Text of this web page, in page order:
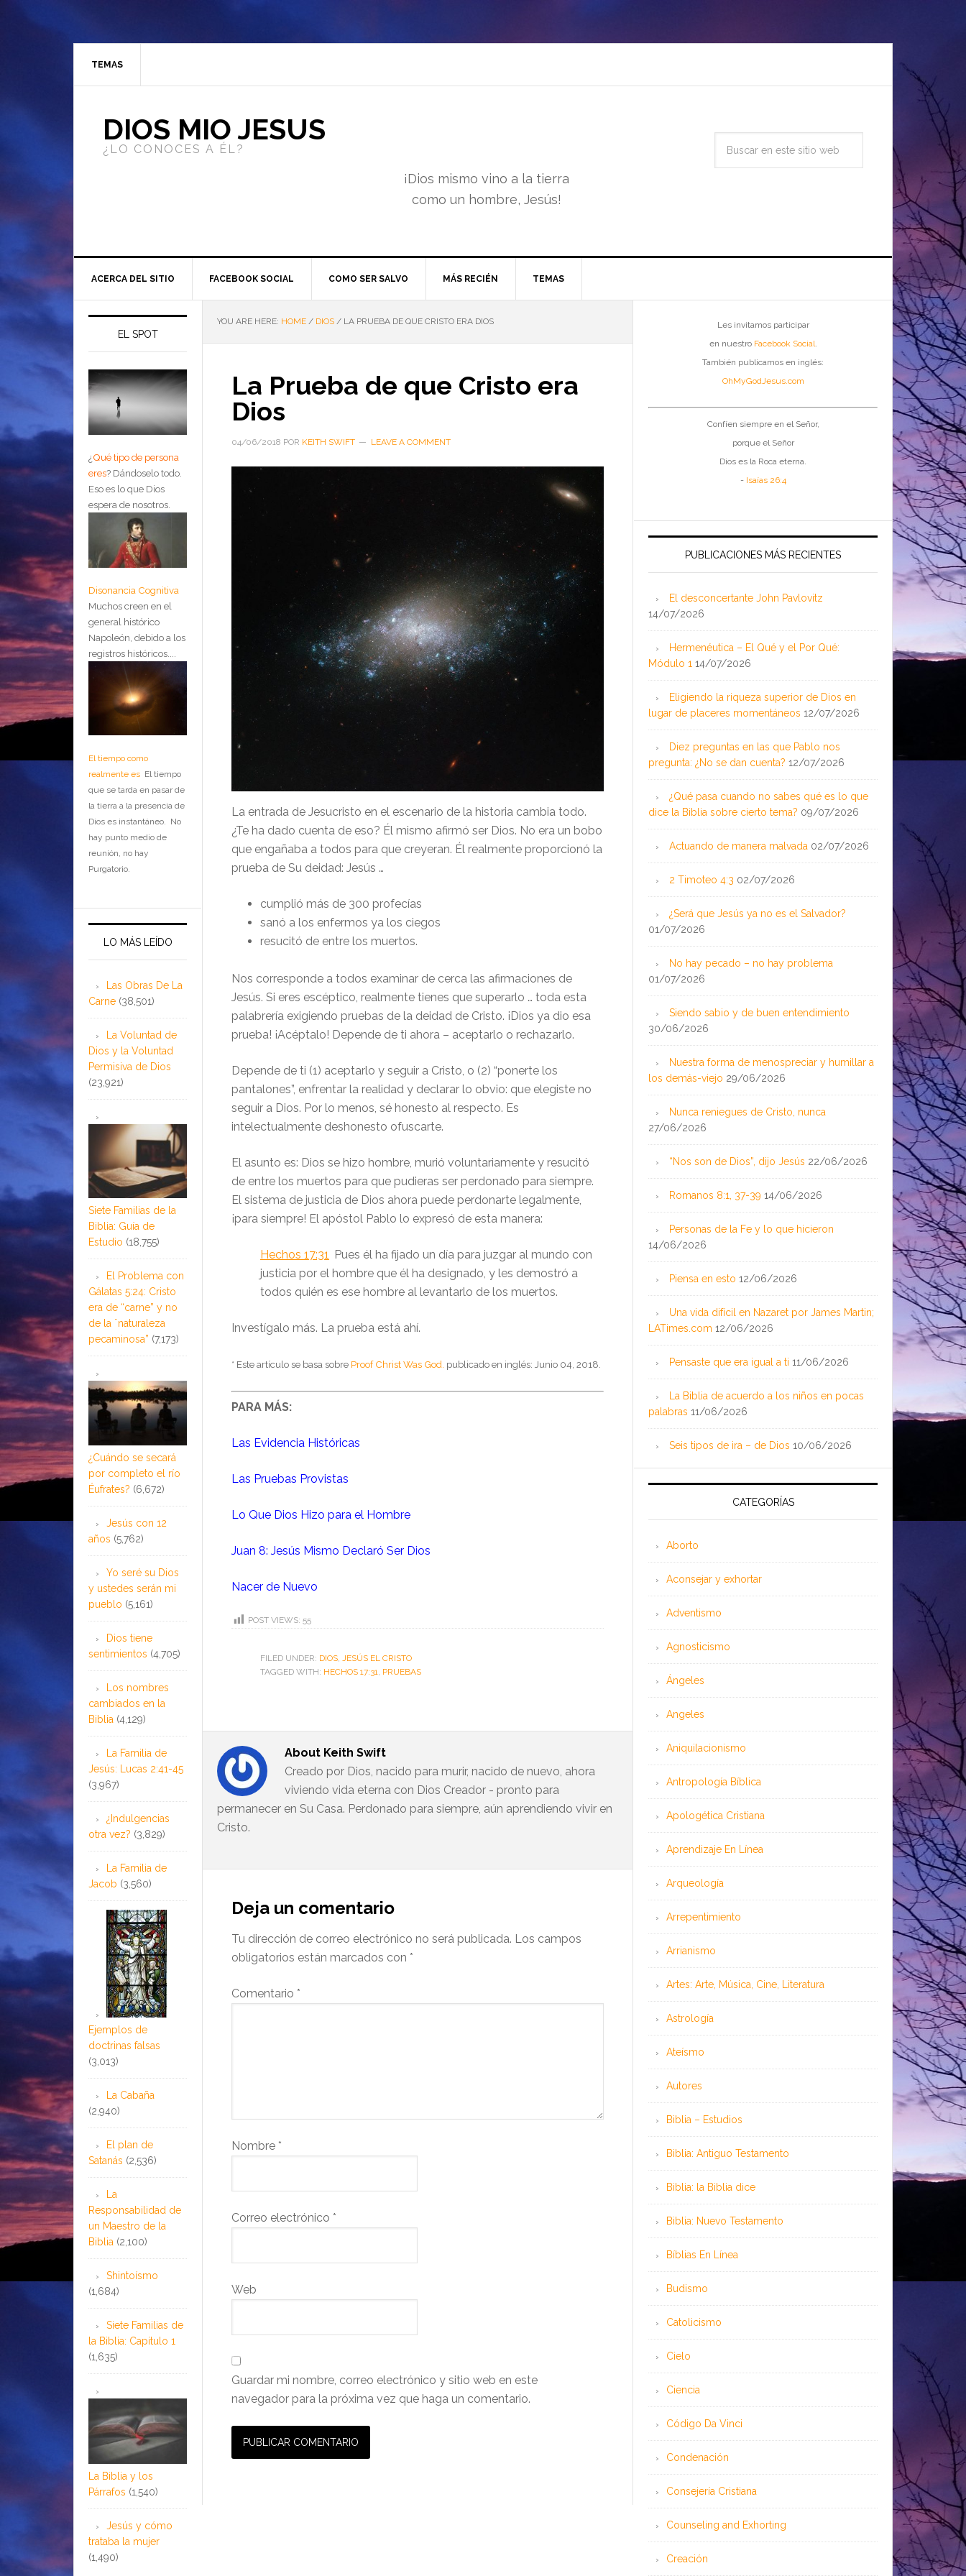
TEMAS
DIOS MIO JESUS
¿LO CONOCES A ÉL?
¡Dios mismo vino a la tierra
como un hombre, Jesús!
ACERCA DEL SITIO FACEBOOK SOCIAL COMO SER SALVO MÁS RECIÉN TEMAS
YOU ARE HERE: HOME / DIOS / LA PRUEBA DE QUE CRISTO ERA DIOS
La Prueba de que Cristo era
Dios
04/06/2018 POR KEITH SWIFT LEAVE A COMMENT
La entrada de Jesucristo en el escenario de la historia cambia todo.
¿Te ha dado cuenta de eso? Él mismo afirmó ser Dios. No era un bobo
que engañaba a todos para que creyeran. Él realmente proporcionó la
prueba de Su deidad: Jesús …
cumplió más de 300 profecías
sanó a los enfermos ya los ciegos
resucitó de entre los muertos.
Nos corresponde a todos examinar de cerca las afirmaciones de
Jesús. Si eres escéptico, realmente tienes que superarlo … toda esta
palabrería exigiendo pruebas de la deidad de Cristo. ¡Dios ya dio esa
prueba! ¡Acéptalo! Depende de ti ahora – aceptarlo o rechazarlo.
Depende de ti (1) aceptarlo y seguir a Cristo, o (2) “ponerte los
pantalones”, enfrentar la realidad y declarar lo obvio: que elegiste no
seguir a Dios. Por lo menos, sé honesto al respecto. Es
intelectualmente deshonesto ofuscarte.
El asunto es: Dios se hizo hombre, murió voluntariamente y resucitó
de entre los muertos para que pudieras ser perdonado para siempre.
El sistema de justicia de Dios ahora puede perdonarte legalmente,
¡para siempre! El apóstol Pablo lo expresó de esta manera:
Hechos 17:31
Pues él ha fijado un día para juzgar al mundo con
justicia por el hombre que él ha designado, y les demostró a
todos quién es ese hombre al levantarlo de los muertos.
Investígalo más. La prueba está ahí.
* Este artículo se basa sobre Proof Christ Was God. publicado en inglés: Junio 04, 2018.
PARA MÁS:
Las Evidencia Históricas
Las Pruebas Provistas
Lo Que Dios Hizo para el Hombre
Juan 8: Jesús Mismo Declaró Ser Dios
Nacer de Nuevo
POST VIEWS: 55
FILED UNDER: DIOS
JESÚS EL CRISTO
TAGGED WITH: HECHOS 17:31 PRUEBAS
About Keith Swift
Creado por Dios, nacido para murir, nacido de nuevo, ahora
viviendo vida eterna con Dios Creador - pronto para
permanecer en Su Casa. Perdonado para siempre, aún aprendiendo vivir en
Cristo.
Deja un comentario
Tu dirección de correo electrónico no será publicada. Los campos
obligatorios están marcados con *
Comentario *
Nombre *
Correo electrónico *
Web
Guardar mi nombre, correo electrónico y sitio web en este
navegador para la próxima vez que haga un comentario.
Les invitamos participar
en nuestro Facebook Social.
También publicamos en inglés:
OhMyGodJesus.com
Confíen siempre en el Señor,
porque el Señor
Dios es la Roca eterna.
- Isaías 26:4
PUBLICACIONES MÁS RECIENTES
El desconcertante John Pavlovitz
14/07/2026
Hermenéutica – El Qué y el Por Qué:
Módulo 1 14/07/2026
Eligiendo la riqueza superior de Dios en
lugar de placeres momentáneos 12/07/2026
Diez preguntas en las que Pablo nos
pregunta: ¿No se dan cuenta? 12/07/2026
¿Qué pasa cuando no sabes qué es lo que
dice la Biblia sobre cierto tema? 09/07/2026
Actuando de manera malvada 02/07/2026
2 Timoteo 4:3 02/07/2026
¿Será que Jesús ya no es el Salvador?
01/07/2026
No hay pecado – no hay problema
01/07/2026
Siendo sabio y de buen entendimiento
30/06/2026
Nuestra forma de menospreciar y humillar a
los demás-viejo 29/06/2026
Nunca reniegues de Cristo, nunca
27/06/2026
“Nos son de Dios”, dijo Jesús 22/06/2026
Romanos 8:1, 37-39 14/06/2026
Personas de la Fe y lo que hicieron
14/06/2026
Piensa en esto 12/06/2026
Una vida difícil en Nazaret por James Martin;
LATimes.com 12/06/2026
Pensaste que era igual a ti 11/06/2026
La Biblia de acuerdo a los niños en pocas
palabras 11/06/2026
Seis tipos de ira – de Dios 10/06/2026
CATEGORÍAS
Aborto
Aconsejar y exhortar
Adventismo
Agnosticismo
Ángeles
Angeles
Aniquilacionismo
Antropología Bíblica
Apologética Cristiana
Aprendizaje En Línea
Arqueología
Arrepentimiento
Arrianismo
Artes: Arte, Música, Cine, Literatura
Astrología
Ateísmo
Autores
Biblia – Estudios
Biblia: Antiguo Testamento
Biblia: la Biblia dice
Biblia: Nuevo Testamento
Bíblias En Línea
Budismo
Catolicismo
Cielo
Ciencia
Código Da Vinci
Condenación
Consejería Cristiana
Counseling and Exhorting
Creación
EL SPOT
¿Qué tipo de persona
eres? Dándoselo todo.
Eso es lo que Dios
espera de nosotros.
Disonancia Cognitiva
Muchos creen en el
general histórico
Napoleón, debido a los
registros históricos....
El tiempo como
realmente es El tiempo
que se tarda en pasar de
la tierra a la presencia de
Dios es instantáneo. No
hay punto medio de
reunión, no hay
Purgatorio.
LO MÁS LEÍDO
Las Obras De La
Carne (38,501)
La Voluntad de
Dios y la Voluntad
Permisiva de Dios
(23,921)
Siete Familias de la
Biblia: Guía de
Estudio (18,755)
El Problema con
Gálatas 5:24: Cristo
era de “carne” y no
de la ¨naturaleza
pecaminosa” (7,173)
¿Cuándo se secará
por completo el río
Éufrates? (6,672)
Jesús con 12
años (5,762)
Yo seré su Dios
y ustedes serán mi
pueblo (5,161)
Dios tiene
sentimientos (4,705)
Los nombres
cambiados en la
Biblia (4,129)
La Familia de
Jesús: Lucas 2:41-45
(3,967)
¿Indulgencias
otra vez? (3,829)
La Familia de
Jacob (3,560)
Ejemplos de
doctrinas falsas
(3,013)
La Cabaña
(2,940)
El plan de
Satanás (2,536)
La
Responsabilidad de
un Maestro de la
Biblia (2,100)
Shintoísmo
(1,684)
Siete Familias de
la Biblia: Capítulo 1
(1,635)
La Biblia y los
Párrafos (1,540)
Jesús y cómo
trataba la mujer
(1,490)